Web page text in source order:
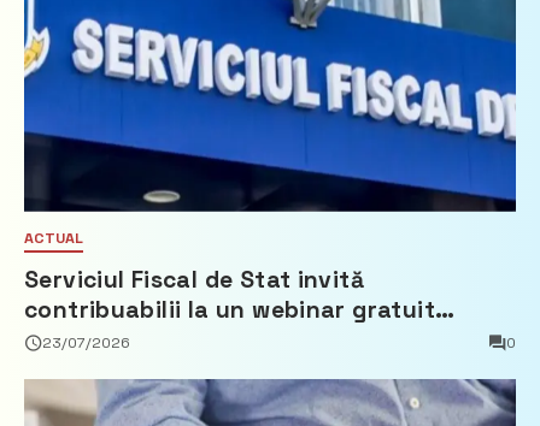
ACTUAL
Serviciul Fiscal de Stat invită
contribuabilii la un webinar gratuit
privind calculul impozitului pe bunurile
23/07/2026 0